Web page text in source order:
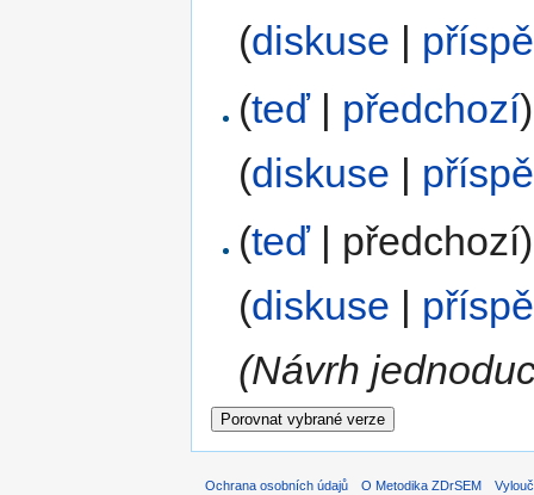
(diskuse |
(teď| předchozí)
(diskuse |
(teď| předchozí)
(diskuse
(Návrh
Ochrana osobních údajů O Metodika ZDrSEM